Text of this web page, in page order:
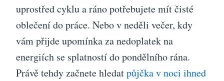
uprostřed cyklu a ráno potřebujete mít čisté
oblečení do práce. Nebo v neděli večer, kdy
vám přijde upomínka za nedoplatek na
energiích se splatností do pondělního rána.
Právě tehdy začnete hledatpůjčka v noci ihned